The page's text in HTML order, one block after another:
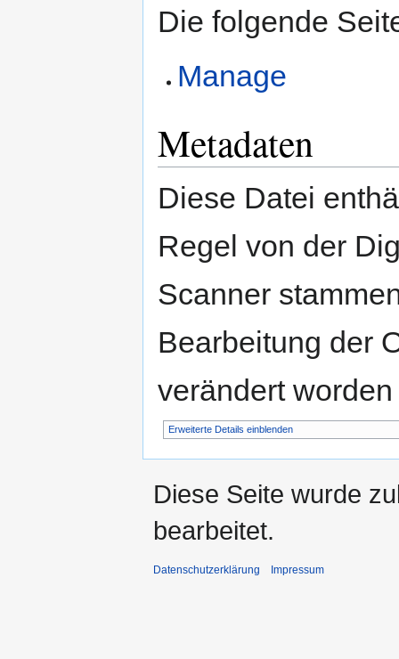
Die folgende
Manage
Metadaten
Diese Datei
Regel von der
Scanner
Bearbeitung der
verändert
Erweiterte Details einblenden
Diese Seite wurde
bearbeitet.
Datenschutzerklärung Impressum